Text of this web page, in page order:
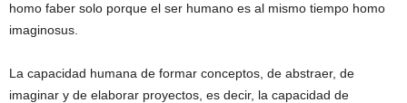
homo faber solo porque el ser humano es al mismo tiempo homo
imaginosus.
La capacidad humana de formar conceptos, de abstraer, de
imaginar y de elaborar proyectos, es decir, la capacidad de